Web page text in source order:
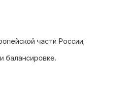
части России;
балансировке.